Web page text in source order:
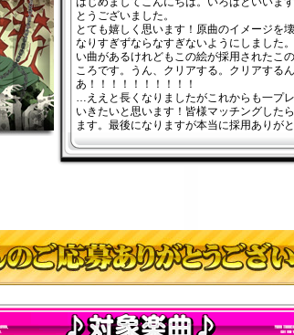
とうございました。
とても嬉しく思います！原曲のイメージを
なりすぎずならなすぎないようにしました
い曲があるけれどもこの絵が採用されたこ
ころです。うん、クリアする。クリアする
あ！！！！！！！！！！
…ええと長くなりましたがこれからも一プ
いきたいと思います！皆様マッチングした
ます。最後になりますが本当に採用ありが